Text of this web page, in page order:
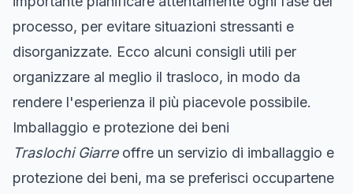
processo, per evitare situazioni stressanti e
disorganizzate. Ecco alcuni consigli utili per
organizzare al meglio il trasloco, in modo da
rendere l'esperienza il più piacevole possibile.
Imballaggio e protezione dei beni
Traslochi Giarreoffre un servizio di imballaggio e
protezione dei beni, ma se preferisci occupartene